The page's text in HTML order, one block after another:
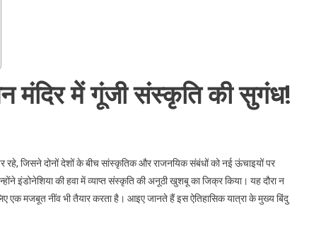
मंदिर में गूंजी संस्कृति की सुगंध!
रहे, जिसने दोनों देशों के बीच सांस्कृतिक और राजनयिक संबंधों को नई ऊंचाइयों पर
इंडोनेशिया की हवा में व्याप्त संस्कृति की अनूठी खुशबू का जिक्र किया। यह दौरा न
एक मजबूत नींव भी तैयार करता है। आइए जानते हैं इस ऐतिहासिक यात्रा के मुख्य बिंदु